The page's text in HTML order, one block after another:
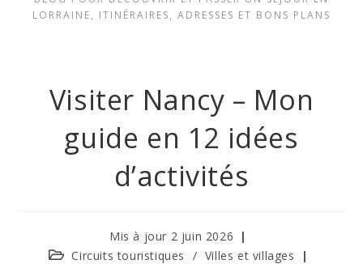
LORRAINE, ITINÉRAIRES, ADRESSES ET BONS PLANS
Visiter Nancy – Mon
guide en 12 idées
d’activités
Mis à jour 2 juin 2026
Circuits touristiques
/ Villes et villages